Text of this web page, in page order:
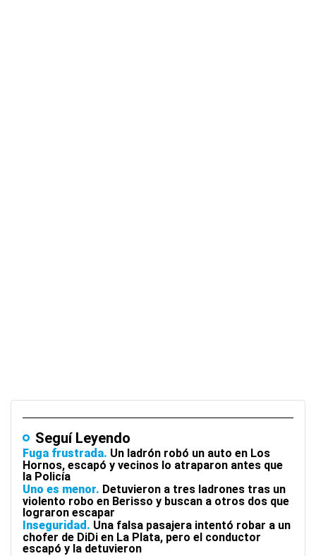
Seguí Leyendo
Fuga frustrada Un ladrón robó un auto en Los
Hornos, escapó y vecinos lo atraparon antes que
la Policía
Uno es menor Detuvieron a tres ladrones tras un
violento robo en Berisso y buscan a otros dos que
lograron escapar
Inseguridad
Una falsa pasajera intentó robar a un
chofer de DiDi en La Plata, pero el conductor
escapó y la detuvieron